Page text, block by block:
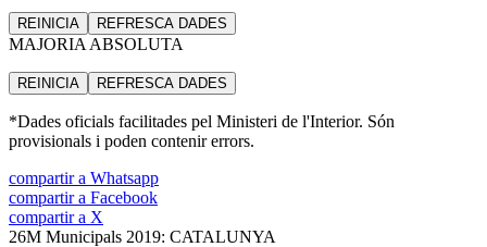
REINICIA REFRESCA DADES
MAJORIA ABSOLUTA
REINICIA REFRESCA DADES
*Dades oficials facilitades pel Ministeri de l'Interior. Són
provisionals i poden contenir errors.
compartir a Whatsapp
compartir a Facebook
compartir a X
26M Municipals 2019: CATALUNYA